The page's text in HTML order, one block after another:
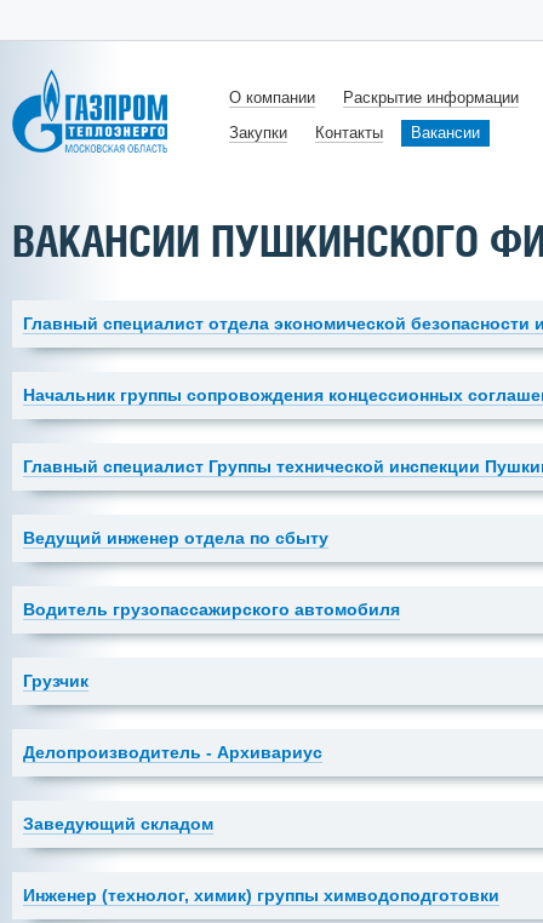
О компании
Раскрытие информации
Закупки
Контакты Вакансии
ВАКАНСИИ ПУШКИНСКОГО
Главный специалист отдела экономической безопасности
Начальник группы сопровождения концессионных
Главный специалист Группы технической инспекции
Ведущий инженер отдела по сбыту
Водитель грузопассажирского автомобиля
Грузчик
Делопроизводитель - Архивариус
Заведующий складом
Инженер (технолог, химик) группы химводоподготовки